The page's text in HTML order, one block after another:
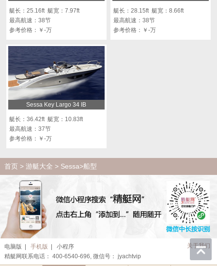
艇长：25.16ft 艇宽：7.97ft
最高航速：38节
参考价格：￥-万
艇长：28.15ft 艇宽：8.66ft
最高航速：38节
参考价格：￥-万
Sessa Key Largo 34 IB
艇长：36.42ft 艇宽：10.83ft
最高航速：37节
参考价格：￥-万
首页> 游艇大全 > Sessa>船型
电脑版 | 手机版 | 小程序
关于我们
精艇网联系电话： 400-6540-696, 微信号： jyachtvip